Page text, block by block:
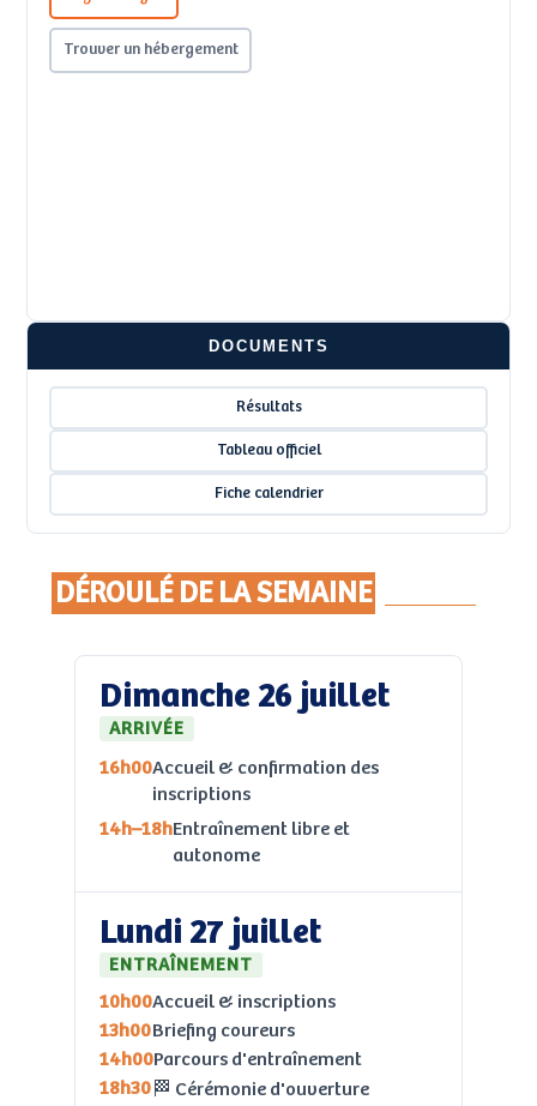
Trouver un hébergement
DOCUMENTS
Résultats
Tableau officiel
Fiche calendrier
DÉROULÉ DE LA SEMAINE
Dimanche 26 juillet
ARRIVÉE
16h00Accueil & confirmation des
inscriptions
14h–18hEntraînement libre et
autonome
Lundi 27 juillet
ENTRAÎNEMENT
10h00Accueil & inscriptions
13h00Briefing coureurs
14h00Parcours d'entraînement
18h30 🏁 Cérémonie d'ouverture